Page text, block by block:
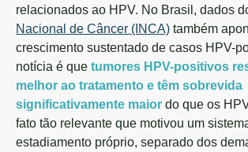
relacionados ao HPV. No Brasil, dados
Nacional de Câncer (INCA) também
crescimento sustentado de casos HPV-
notícia é que tumores HPV-positivos
melhor ao tratamento e têm sobrevida
significativamente maior do que os
fato tão relevante que motivou um
estadiamento próprio, separado dos